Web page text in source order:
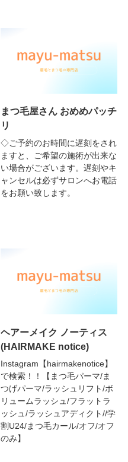
まつ毛屋さん おめめパッチ
リ
◇ご予約のお時間に遅刻をされ
ますと、ご希望の施術が出来な
い場合がございます。遅刻やキ
ャンセルは必ずサロンへお電話
をお願い致します。
ヘアーメイク ノーティス
(HAIRMAKE notice)
Instagram【hairmakenotice】
で検索！！【まつ毛パーマ/ま
つげパーマ/ラッシュリフト/ボ
リュームラッシュ/フラットラ
ッシュ/ラッシュアディクト//学
割U24/まつ毛カール/オフ/オフ
のみ】